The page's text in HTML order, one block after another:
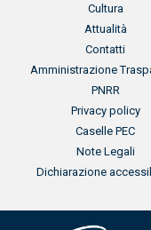
Cultura
Attualità
Contatti
Menu footer 3
Amministrazione
PNRR
Privacy policy
Caselle PEC
Note Legali
Dichiarazione